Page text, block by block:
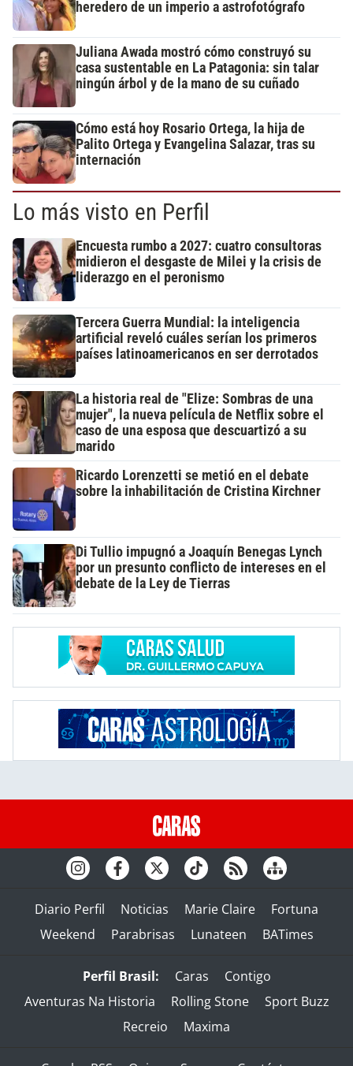
heredero de un imperio a astrofotógrafo
Juliana Awada mostró cómo construyó su
casa sustentable en La Patagonia: sin talar
ningún árbol y de la mano de su cuñado
Cómo está hoy Rosario Ortega, la hija de
Palito Ortega y Evangelina Salazar, tras su
internación
Lo más visto en Perfil
Encuesta rumbo a 2027: cuatro consultoras
midieron el desgaste de Milei y la crisis de
liderazgo en el peronismo
Tercera Guerra Mundial: la inteligencia
artificial reveló cuáles serían los primeros
países latinoamericanos en ser derrotados
La historia real de "Elize: Sombras de una
mujer", la nueva película de Netflix sobre el
caso de una esposa que descuartizó a su
marido
Ricardo Lorenzetti se metió en el debate
sobre la inhabilitación de Cristina Kirchner
Di Tullio impugnó a Joaquín Benegas Lynch
por un presunto conflicto de intereses en el
debate de la Ley de Tierras
Diario Perfil Noticias Marie Claire
Fortuna
Weekend
Parabrisas Lunateen BATimes
Perfil Brasil: Caras
Contigo
Aventuras Na Historia
Rolling Stone
Sport Buzz
Recreio
Maxima